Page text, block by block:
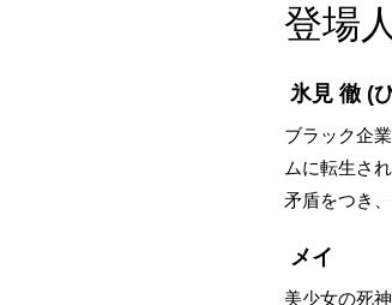
登場
氷見 徹 (
ブラック企
ムに転生さ
矛盾をつき
メイ
美少女の死